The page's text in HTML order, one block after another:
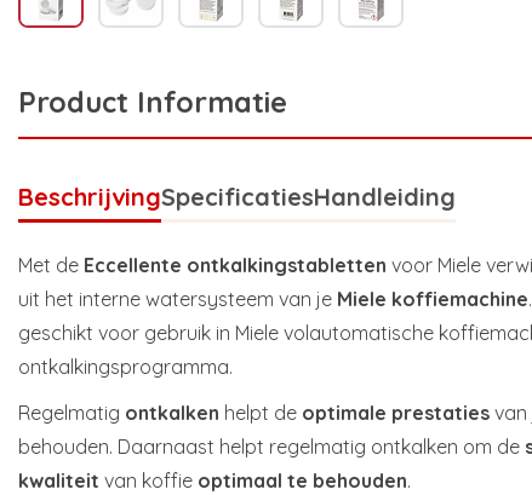
Product Informatie
BeschrijvingSpecificatiesHandleiding
Met de Eccellente ontkalkingstabletten voor Miele
uit het interne watersysteem van je Miele koffiemachine
geschikt voor gebruik in Miele volautomatische
ontkalkingsprogramma.
Regelmatig ontkalken helpt de optimale prestaties van
behouden. Daarnaast helpt regelmatig ontkalken om de
kwaliteit van koffie optimaal te behouden.